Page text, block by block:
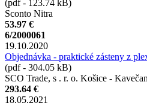
(pdf - 123.74 kB)
Sconto Nitra
53.97 €
6/2000061
19.10.2020
Objednávka - praktické zásteny z
(pdf - 304.05 kB)
SCO Trade, s . r. o. Košice -
293.64 €
18.05.2021